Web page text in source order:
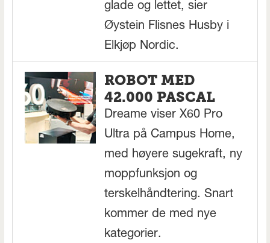
glade og lettet, sier
Øystein Flisnes Husby i
Elkjøp Nordic.
ROBOT MED
42.000 PASCAL
Dreame viser X60 Pro
Ultra på Campus Home,
med høyere sugekraft, ny
moppfunksjon og
terskelhåndtering. Snart
kommer de med nye
kategorier.